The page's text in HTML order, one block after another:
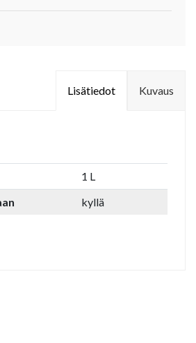
Kuvaus
Lisätiedot
1 L
kyllä